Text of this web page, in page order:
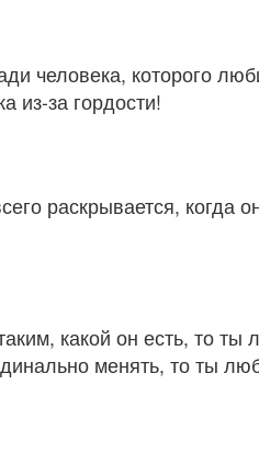
человека, которого
из-за гордости!
раскрывается, когда
какой он есть, то ты
менять, то ты